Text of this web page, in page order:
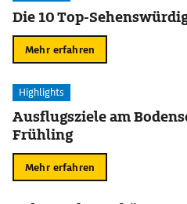
Die 10 Top-
Mehr erfahren
Highlights
Ausflugsziele am
Frühling
Mehr erfahren